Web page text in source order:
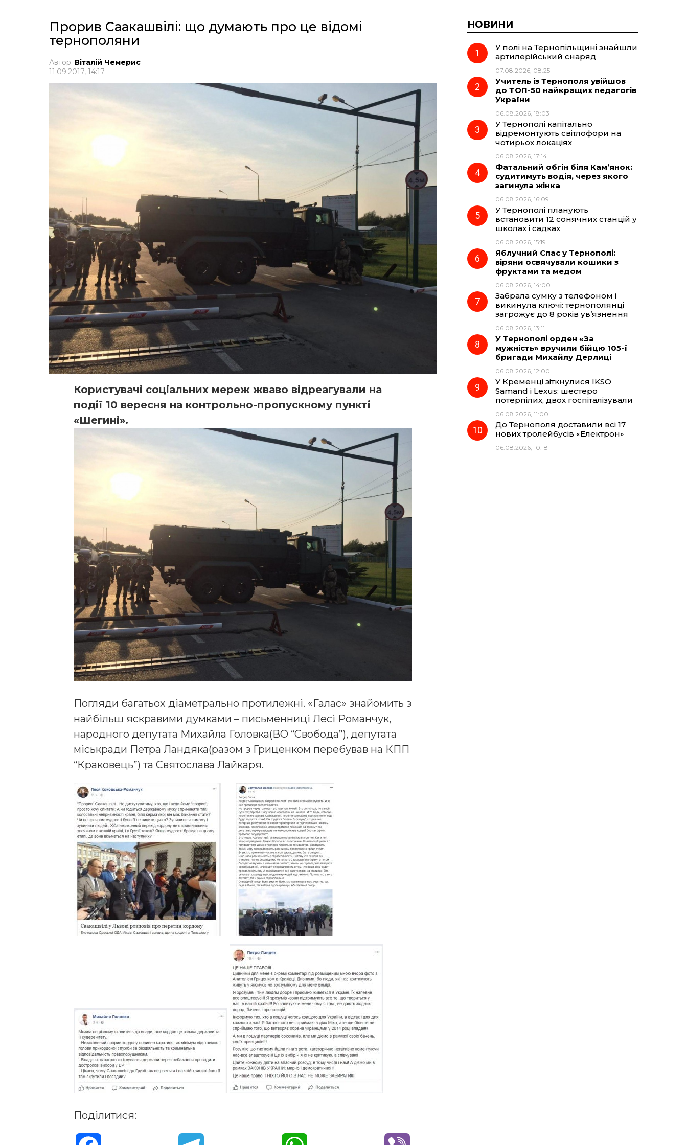
Прорив Саакашвілі: що думають про це відомі
тернополяни
Автор: Віталій Чемерис
11.09.2017, 14:17
Користувачі соціальних мереж жваво відреагували на
події 10 вересня на контрольно-пропускному пункті
«Шегині».
Погляди багатьох діаметрально протилежні. «Галас» знайомить з
найбільш яскравими думками – письменниці Лесі Романчук,
народного депутата Михайла Головка(ВО “Свобода”), депутата
міськради Петра Ландяка(разом з Гриценком перебував на КПП
“Краковець”) та Святослава Лайкаря.
Поділитися:
НОВИНИ
У полі на Тернопільщині знайшли
артилерійський снаряд
07.08.2026, 08:25
Учитель із Тернополя увійшов
до ТОП-50 найкращих педагогів
України
06.08.2026, 18:03
У Тернополі капітально
відремонтують світлофори на
чотирьох локаціях
06.08.2026, 17:14
Фатальний обгін біля Кам’янок:
судитимуть водія, через якого
загинула жінка
06.08.2026, 16:09
У Тернополі планують
встановити 12 сонячних станцій у
школах і садках
06.08.2026, 15:19
Яблучний Спас у Тернополі:
віряни освячували кошики з
фруктами та медом
06.08.2026, 14:00
Забрала сумку з телефоном і
викинула ключі: тернополянці
загрожує до 8 років ув’язнення
06.08.2026, 13:11
У Тернополі орден «За
мужність» вручили бійцю 105-ї
бригади Михайлу Дерлиці
06.08.2026, 12:00
У Кременці зіткнулися IKSO
Samand і Lexus: шестеро
потерпілих, двох госпіталізували
06.08.2026, 11:00
До Тернополя доставили всі 17
нових тролейбусів «Електрон»
06.08.2026, 10:18